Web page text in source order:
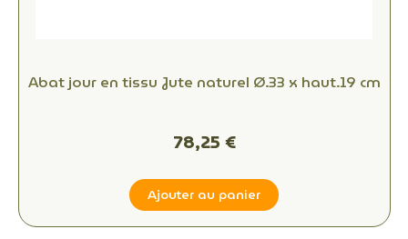
Abat jour en tissu Jute naturel Ø.33 x haut.19 cm
78,25 €
Ajouter au panier